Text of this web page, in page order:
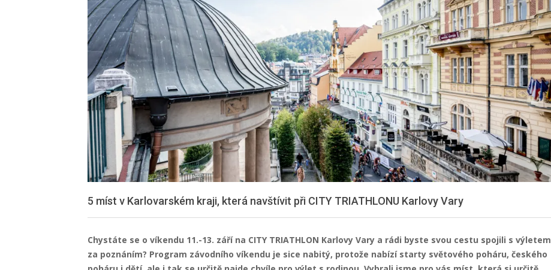
5 míst v Karlovarském kraji, která navštívit při CITY TRIATHLONU Karlovy Vary
Chystáte se o víkendu 11.-13. září na CITY TRIATHLON Karlovy Vary a rádi byste svou cestu spojili s výletem
za poznáním? Program závodního víkendu je sice nabitý, protože nabízí starty světového poháru, českého